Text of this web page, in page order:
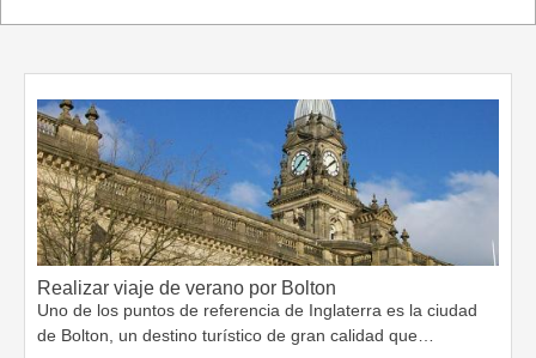
Realizar viaje de verano por Bolton
Uno de los puntos de referencia de Inglaterra es la ciudad
de Bolton, un destino turístico de gran calidad que…